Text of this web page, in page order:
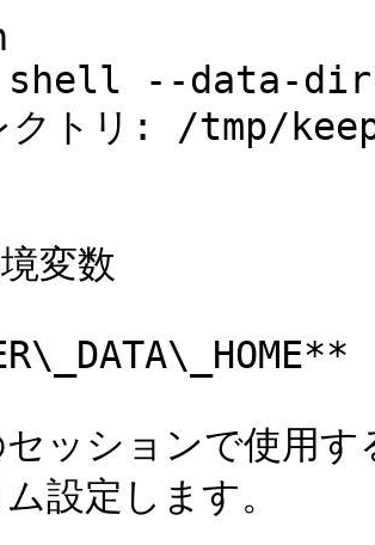
shell --data-dir
クトリ: /tmp/
変数
ッションで使用
設定します。